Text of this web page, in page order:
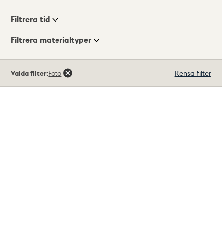
Visningsläge
Filtrera tid
Filtrera materialtyper
träffar
Valda filter:Foto Rensa filter